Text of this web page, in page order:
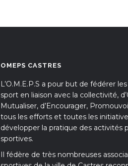
OMEPS CASTRES
L’O.M.E.P.S a pour but de fédérer
sport en liaison avec la collectivité,
Mutualiser, d’Encourager,
tous les efforts et toutes les
développer la pratique des activités
sportives.
Il fédère de très nombreuses